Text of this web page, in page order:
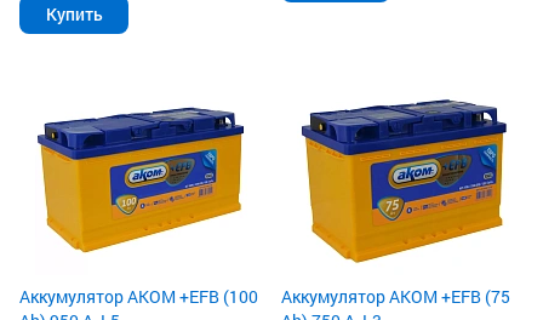
Купить
Аккумулятор AKOM +EFB (100
Аккумулятор AKOM +EFB (75